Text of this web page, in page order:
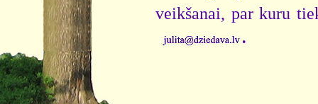
veikšanai, par kuru
.